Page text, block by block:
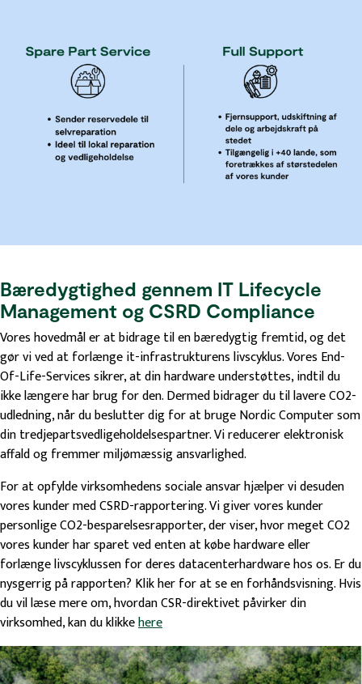
Bæredygtighed gennem IT Lifecycle
Management og CSRD Compliance
Vores hovedmål er at bidrage til en bæredygtig fremtid, og det
gør vi ved at forlænge it-infrastrukturens livscyklus. Vores End-
Of-Life-Services sikrer, at din hardware understøttes, indtil du
ikke længere har brug for den. Dermed bidrager du til lavere CO2-
udledning, når du beslutter dig for at bruge Nordic Computer som
din tredjepartsvedligeholdelsespartner. Vi reducerer elektronisk
affald og fremmer miljømæssig ansvarlighed.
For at opfylde virksomhedens sociale ansvar hjælper vi desuden
vores kunder med CSRD-rapportering. Vi giver vores kunder
personlige CO2-besparelsesrapporter, der viser, hvor meget CO2
vores kunder har sparet ved enten at købe hardware eller
forlænge livscyklussen for deres datacenterhardware hos os. Er du
nysgerrig på rapporten? Klik her for at se en forhåndsvisning. Hvis
du vil læse mere om, hvordan CSR-direktivet påvirker din
virksomhed, kan du klikkehere